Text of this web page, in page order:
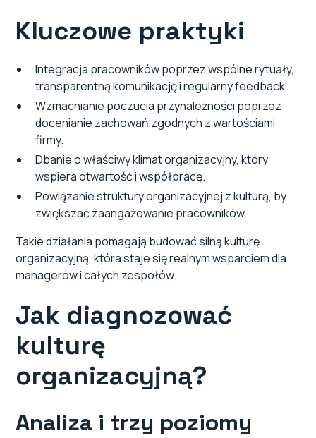
Kluczowe praktyki
Integracja pracowników poprzez wspólne rytuały,
transparentną komunikację i regularny feedback.
Wzmacnianie poczucia przynależności poprzez
docenianie zachowań zgodnych z wartościami
firmy.
Dbanie o właściwy klimat organizacyjny, który
wspiera otwartość i współpracę.
Powiązanie struktury organizacyjnej z kulturą, by
zwiększać zaangażowanie pracowników.
Takie działania pomagają budować silną kulturę
organizacyjną, która staje się realnym wsparciem dla
managerów i całych zespołów.
Jak diagnozować
kulturę
organizacyjną?
Analiza i trzy poziomy